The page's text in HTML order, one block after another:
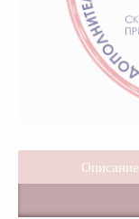
Описание